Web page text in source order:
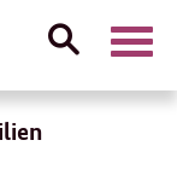
Suche